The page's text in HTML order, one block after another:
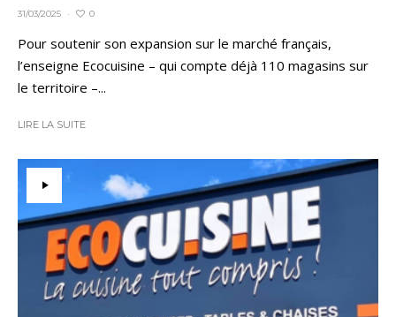
31/03/2025 · 0
Pour soutenir son expansion sur le marché français,
l’enseigne Ecocuisine – qui compte déjà 110 magasins sur
le territoire –...
LIRE LA SUITE